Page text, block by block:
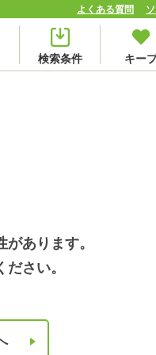
よくある質問
検索条件 キー
あります。
さい。